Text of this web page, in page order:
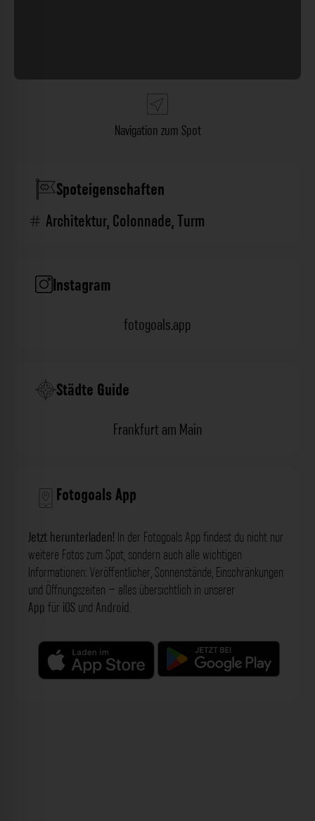
Navigation zum Spot
Spoteigenschaften
Architektur,Colonnade,Turm
Instagram
fotogoals.app
Städte Guide
Frankfurt am Main
Fotogoals App
Jetzt herunterladen! In der Fotogoals App findest du nicht nur
weitere Fotos zum Spot, sondern auch alle wichtigen
Informationen: Veröffentlicher, Sonnenstände, Einschränkungen
und Öffnungszeiten – alles übersichtlich in unserer
App für iOS und Android.